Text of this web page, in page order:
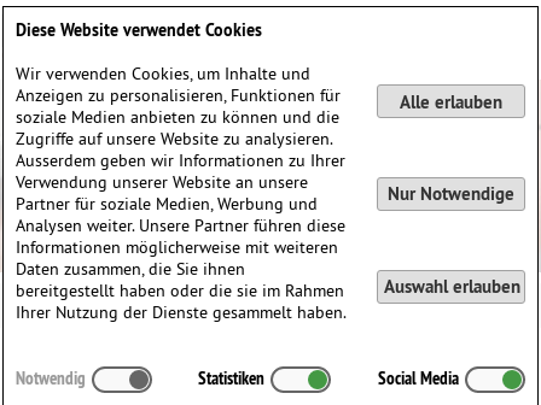
Trio für Flöte, Bratsche und Harfe (Gitarre)
Diese Website verwendet Cookies
Wir verwenden Cookies, um Inhalte und
Anzeigen zu personalisieren, Funktionen für
soziale Medien anbieten zu können und die
Zugriffe auf unsere Website zu analysieren.
Ausserdem geben wir Informationen zu Ihrer
Verwendung unserer Website an unsere
Partner für soziale Medien, Werbung und
Analysen weiter. Unsere Partner führen diese
Informationen möglicherweise mit weiteren
Daten zusammen, die Sie ihnen
bereitgestellt haben oder die sie im Rahmen
Ihrer Nutzung der Dienste gesammelt haben.
Alle erlauben
Nur Notwendige
Auswahl erlauben
Notwendig Statistiken Social Media